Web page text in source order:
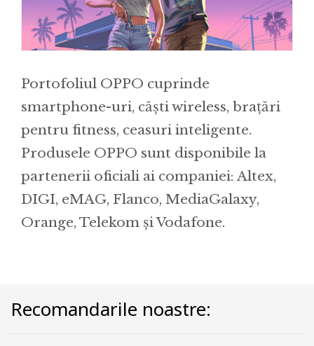
Portofoliul OPPO cuprinde
smartphone-uri, căști wireless, brațări
pentru fitness, ceasuri inteligente.
Produsele OPPO sunt disponibile la
partenerii oficiali ai companiei: Altex,
DIGI, eMAG, Flanco, MediaGalaxy,
Orange, Telekom și Vodafone.
Recomandarile noastre: